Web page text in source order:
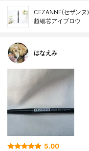
CEZANNE(セザンヌ)
超細芯アイブロウ
はなえみ
5.00